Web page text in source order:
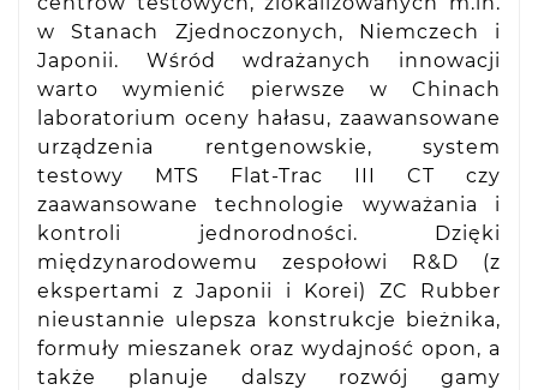
w Stanach Zjednoczonych, Niemczech i
Japonii. Wśród wdrażanych innowacji
warto wymienić pierwsze w Chinach
laboratorium oceny hałasu, zaawansowane
urządzenia rentgenowskie, system
testowy MTS Flat-Trac III CT czy
zaawansowane technologie wyważania i
kontroli jednorodności. Dzięki
międzynarodowemu zespołowi R&D (z
ekspertami z Japonii i Korei) ZC Rubber
nieustannie ulepsza konstrukcje bieżnika,
formuły mieszanek oraz wydajność opon, a
także planuje dalszy rozwój gamy